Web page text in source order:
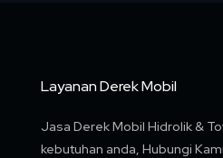
Layanan Derek Mobil
Jasa Derek Mobil Hidrolik &
kebutuhan anda, Hubungi